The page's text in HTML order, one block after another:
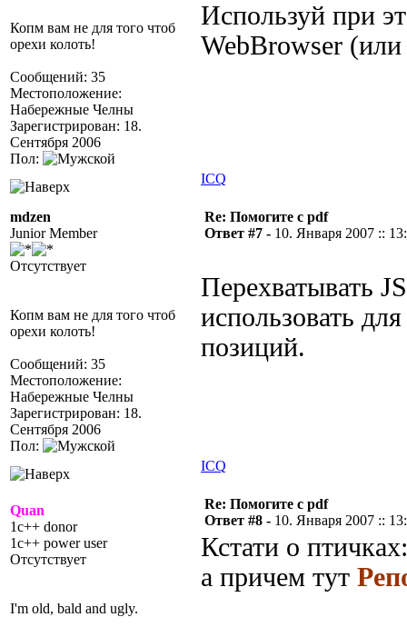
Копм вам не для того чтоб
орехи колоть!
Сообщений: 35
Местоположение:
Набережные Челны
Зарегистрирован: 18.
Сентября 2006
Пол:
Используй при
WebBrowser (или
ICQ
mdzen
Junior Member
Отсутствует
Копм вам не для того чтоб
орехи колоть!
Сообщений: 35
Местоположение:
Набережные Челны
Зарегистрирован: 18.
Сентября 2006
Пол:
Re: Помогите с pdf
Ответ #7 - 10. Января 2007 ::
Перехватывать
использовать
позиций.
ICQ
Quan
1c++ donor
1c++ power user
Отсутствует
I'm old, bald and ugly.
Re: Помогите с pdf
Ответ #8 - 10. Января 2007 ::
Кстати о птичках:
а причем тут